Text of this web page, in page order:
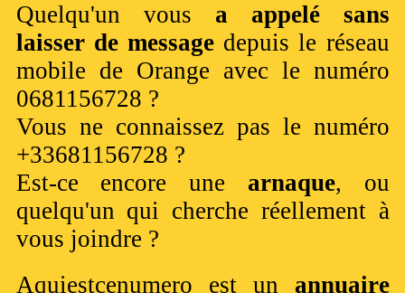
Quelqu'un vous a appelé sans
laisser de messagedepuis le réseau
mobile de Orange avec le numéro
0681156728 ?
Vous ne connaissez pas le numéro
+33681156728 ?
Est-ce encore une arnaque, ou
quelqu'un qui cherche réellement à
vous joindre ?
Aquiestcenumero est un annuaire